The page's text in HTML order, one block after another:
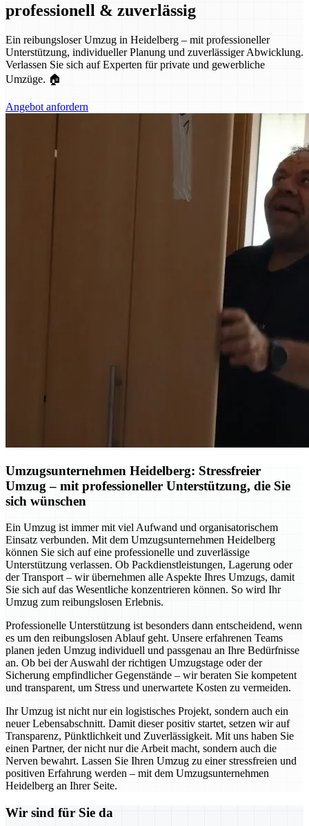
professionell & zuverlässig
Ein reibungsloser Umzug in Heidelberg – mit professioneller
Unterstützung, individueller Planung und zuverlässiger Abwicklung.
Verlassen Sie sich auf Experten für private und gewerbliche
Umzüge. 🏠
Angebot anfordern
Umzugsunternehmen Heidelberg: Stressfreier
Umzug – mit professioneller Unterstützung, die Sie
sich wünschen
Ein Umzug ist immer mit viel Aufwand und organisatorischem
Einsatz verbunden. Mit dem Umzugsunternehmen Heidelberg
können Sie sich auf eine professionelle und zuverlässige
Unterstützung verlassen. Ob Packdienstleistungen, Lagerung oder
der Transport – wir übernehmen alle Aspekte Ihres Umzugs, damit
Sie sich auf das Wesentliche konzentrieren können. So wird Ihr
Umzug zum reibungslosen Erlebnis.
Professionelle Unterstützung ist besonders dann entscheidend, wenn
es um den reibungslosen Ablauf geht. Unsere erfahrenen Teams
planen jeden Umzug individuell und passgenau an Ihre Bedürfnisse
an. Ob bei der Auswahl der richtigen Umzugstage oder der
Sicherung empfindlicher Gegenstände – wir beraten Sie kompetent
und transparent, um Stress und unerwartete Kosten zu vermeiden.
Ihr Umzug ist nicht nur ein logistisches Projekt, sondern auch ein
neuer Lebensabschnitt. Damit dieser positiv startet, setzen wir auf
Transparenz, Pünktlichkeit und Zuverlässigkeit. Mit uns haben Sie
einen Partner, der nicht nur die Arbeit macht, sondern auch die
Nerven bewahrt. Lassen Sie Ihren Umzug zu einer stressfreien und
positiven Erfahrung werden – mit dem Umzugsunternehmen
Heidelberg an Ihrer Seite.
Wir sind für Sie da